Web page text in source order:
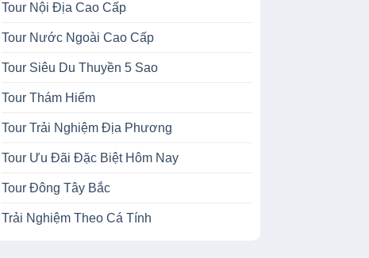
Tour Nội Địa Cao Cấp
Tour Nước Ngoài Cao Cấp
Tour Siêu Du Thuyền 5 Sao
Tour Thám Hiểm
Tour Trải Nghiệm Địa Phương
Tour Ưu Đãi Đặc Biệt Hôm Nay
Tour Đông Tây Bắc
Trải Nghiệm Theo Cá Tính